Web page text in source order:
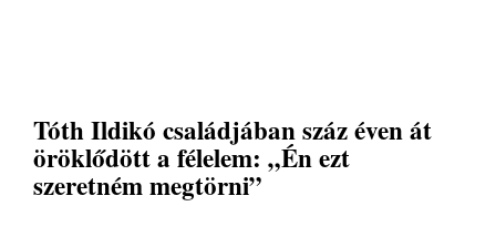
Tóth Ildikó családjában száz éven át
öröklődött a félelem: „Én ezt
szeretném megtörni”